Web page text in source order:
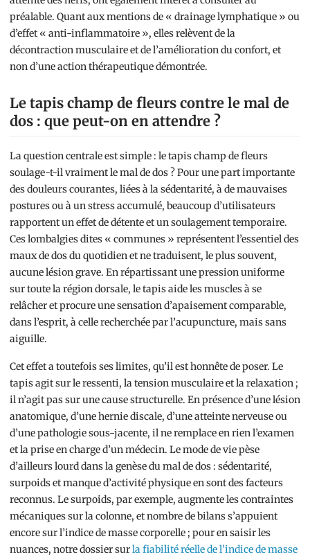
préalable. Quant aux mentions de « drainage lymphatique » ou
d’effet « anti-inflammatoire », elles relèvent de la
décontraction musculaire et de l’amélioration du confort, et
non d’une action thérapeutique démontrée.
Le tapis champ de fleurs contre le mal de
dos : que peut-on en attendre ?
La question centrale est simple : le tapis champ de fleurs
soulage-t-il vraiment le mal de dos ? Pour une part importante
des douleurs courantes, liées à la sédentarité, à de mauvaises
postures ou à un stress accumulé, beaucoup d’utilisateurs
rapportent un effet de détente et un soulagement temporaire.
Ces lombalgies dites « communes » représentent l’essentiel des
maux de dos du quotidien et ne traduisent, le plus souvent,
aucune lésion grave. En répartissant une pression uniforme
sur toute la région dorsale, le tapis aide les muscles à se
relâcher et procure une sensation d’apaisement comparable,
dans l’esprit, à celle recherchée par l’acupuncture, mais sans
aiguille.
Cet effet a toutefois ses limites, qu’il est honnête de poser. Le
tapis agit sur le ressenti, la tension musculaire et la relaxation ;
il n’agit pas sur une cause structurelle. En présence d’une lésion
anatomique, d’une hernie discale, d’une atteinte nerveuse ou
d’une pathologie sous-jacente, il ne remplace en rien l’examen
et la prise en charge d’un médecin. Le mode de vie pèse
d’ailleurs lourd dans la genèse du mal de dos : sédentarité,
surpoids et manque d’activité physique en sont des facteurs
reconnus. Le surpoids, par exemple, augmente les contraintes
mécaniques sur la colonne, et nombre de bilans s’appuient
encore sur l’indice de masse corporelle ; pour en saisir les
nuances, notre dossier surla fiabilité réelle de l’indice de masse